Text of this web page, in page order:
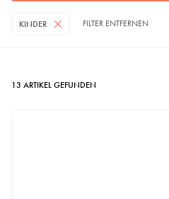
KINDER FILTER ENTFERNEN
13 ARTIKEL GEFUNDEN